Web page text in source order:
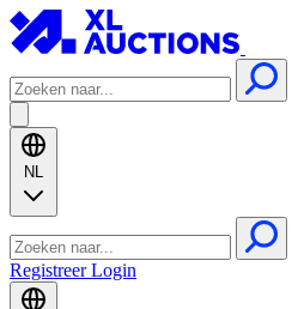
NL
RegistreerLogin